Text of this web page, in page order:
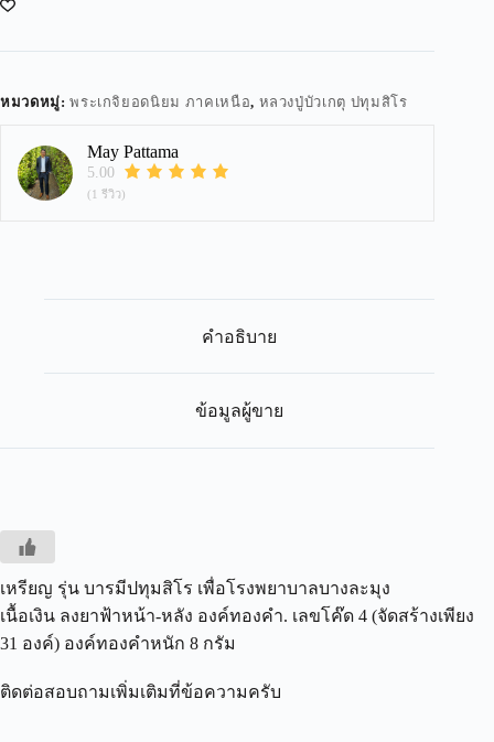
หมวดหมู่:พระเกจิยอดนิยม ภาคเหนือ, หลวงปู่บัวเกตุ ปทุมสิโร
May Pattama
5.00
(1 รีวิว)
คำอธิบาย
ข้อมูลผู้ขาย
เหรียญ​ รุ่น บารมีปทุมสิโร เพื่อโรงพยาบาลบางละมุง
เนื้อ​เงิน ลงยาฟ้าหน้า-หลัง องค์ทองคำ. เลข​โค๊ด​ 4 (จัด​สร้าง​เพียง​
31 องค์​) องค์ทองคำหนัก 8 กรัม
ติดต่อสอบถามเพิ่มเติมที่ข้อความครับ